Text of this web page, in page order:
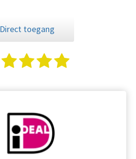
Direct toegang